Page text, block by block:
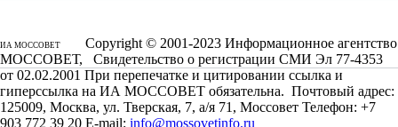
ИА МОССОВЕТ
Copyright © 2001-2023 Информационное агентство
МОССОВЕТ, Свидетельство о регистрации СМИ Эл 77-4353
от 02.02.2001 При перепечатке и цитировании ссылка и
гиперссылка на ИА МОССОВЕТ обязательна. Почтовый адрес:
125009, Москва, ул. Тверская, 7, а/я 71, Моссовет Телефон: +7
903 772 39 20 E-mail: info@mossovetinfo.ru